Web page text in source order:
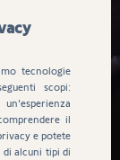
tecnologie
scopi:
il
e potete
alcuni tipi di